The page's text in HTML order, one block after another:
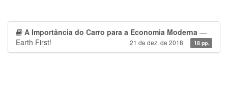
A Importância do Carro para a Economia Moderna —
Earth First!
21 de dez. de 2018 18 pp.